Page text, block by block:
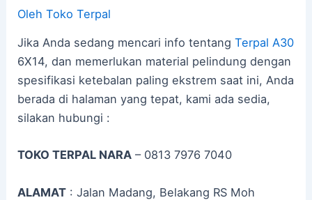
OlehToko Terpal
Jika Anda sedang mencari info tentangTerpal A30
6X14, dan memerlukan material pelindung dengan
spesifikasi ketebalan paling ekstrem saat ini, Anda
berada di halaman yang tepat, kami ada sedia,
silakan hubungi :
TOKO TERPAL NARA – 0813 7976 7040
ALAMAT : Jalan Madang, Belakang RS Moh